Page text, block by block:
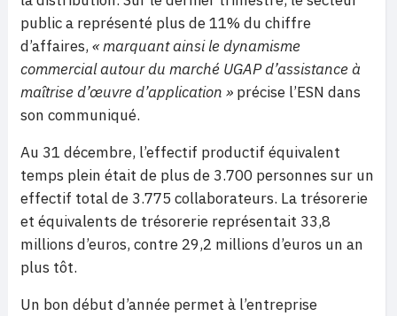
public a représenté plus de 11% du chiffre
d’affaires, « marquant ainsi le dynamisme
commercial autour du marché UGAP d’assistance à
maîtrise d’œuvre d’application » précise l’ESN dans
son communiqué.
Au 31 décembre, l’effectif productif équivalent
temps plein était de plus de 3.700 personnes sur un
effectif total de 3.775 collaborateurs. La trésorerie
et équivalents de trésorerie représentait 33,8
millions d’euros, contre 29,2 millions d’euros un an
plus tôt.
Un bon début d’année permet à l’entreprise